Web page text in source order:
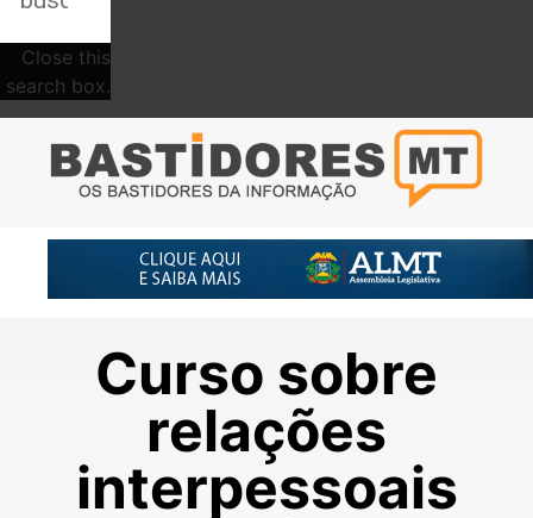
Close this
search box.
Curso sobre
relações
interpessoais